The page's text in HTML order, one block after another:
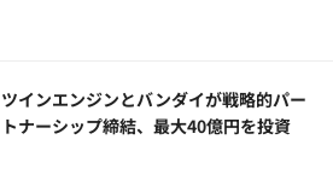
ツインエンジンとバンダイが戦略的パー
トナーシップ締結、最大40億円を投資